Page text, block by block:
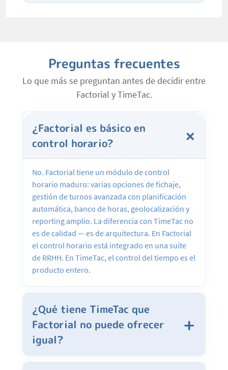
Preguntas frecuentes
Lo que más se preguntan antes de decidir entre
Factorial y TimeTac.
¿Factorial es básico en
control horario?
No. Factorial tiene un módulo de control
horario maduro: varias opciones de fichaje,
gestión de turnos avanzada con planificación
automática, banco de horas, geolocalización y
reporting amplio. La diferencia con TimeTac no
es de calidad — es de arquitectura. En Factorial
el control horario está integrado en una suite
de RRHH. En TimeTac, el control del tiempo es el
producto entero.
¿Qué tiene TimeTac que
Factorial no puede ofrecer
igual?